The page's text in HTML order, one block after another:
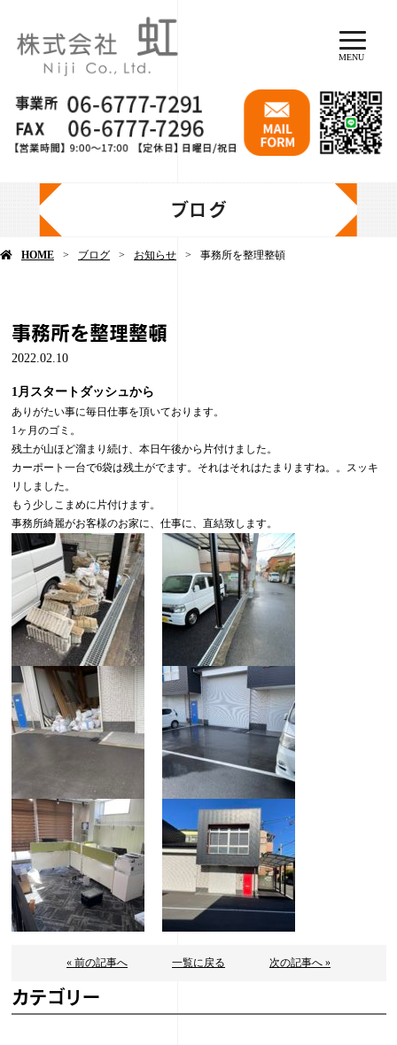
MENU
ブログ
HOME ブログ お知らせ 事務所を整理整頓
事務所を整理整頓
2022.02.10
1月スタートダッシュから
ありがたい事に毎日仕事を頂いております。
1ヶ月のゴミ。
残土が山ほど溜まり続け、本日午後から片付けました。
カーポート一台で6袋は残土がでます。それはそれはたまりますね。。スッキ
リしました。
もう少しこまめに片付けます。
事務所綺麗がお客様のお家に、仕事に、直結致します。
« 前の記事へ 一覧に戻る 次の記事へ »
カテゴリー